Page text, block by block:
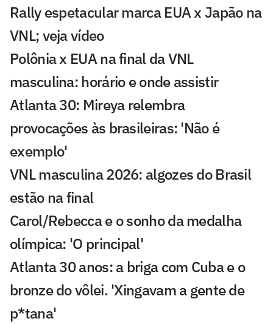
Rally espetacular marca EUA x Japão na
VNL; veja vídeo
Polônia x EUA na final da VNL
masculina: horário e onde assistir
Atlanta 30: Mireya relembra
provocações às brasileiras: 'Não é
exemplo'
VNL masculina 2026: algozes do Brasil
estão na final
Carol/Rebecca e o sonho da medalha
olímpica: 'O principal'
Atlanta 30 anos: a briga com Cuba e o
bronze do vôlei. 'Xingavam a gente de
p*tana'